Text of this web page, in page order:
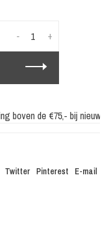
+
-
boven de €75,- bij nieuwe
Twitter Pinterest E-mail